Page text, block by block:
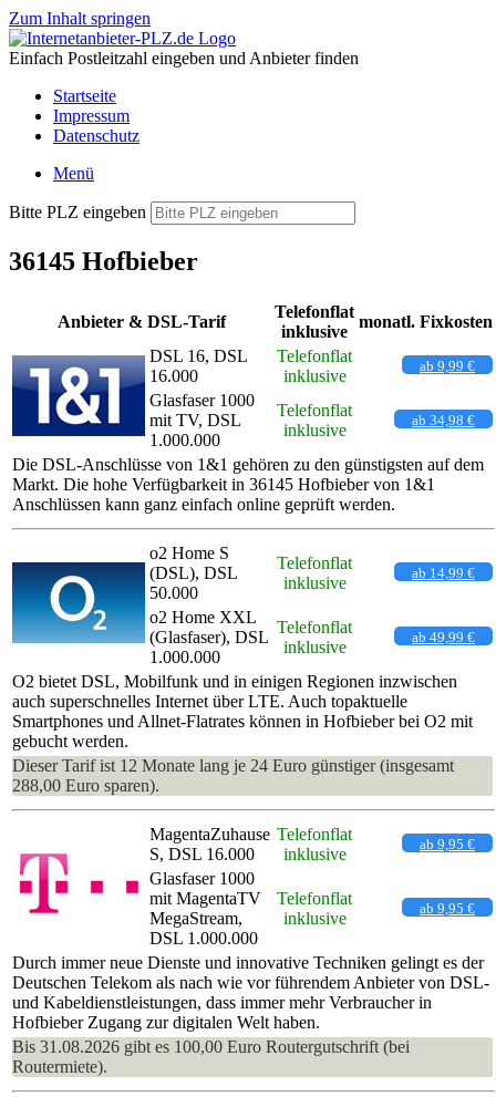
Zum Inhalt springen
Einfach Postleitzahl eingeben und Anbieter finden
Startseite
Impressum
Datenschutz
Menü
Bitte PLZ eingeben
36145 Hofbieber
Anbieter & DSL-Tarif
Telefonflat
inklusive
monatl. Fixkosten
DSL 16, DSL
16.000
Telefonflat
inklusive
ab 9,99 €
Glasfaser 1000
mit TV, DSL
1.000.000
Telefonflat
inklusive
ab 34,98 €
Die DSL-Anschlüsse von 1&1 gehören zu den günstigsten auf dem
Markt. Die hohe Verfügbarkeit in 36145 Hofbieber von 1&1
Anschlüssen kann ganz einfach online geprüft werden.
o2 Home S
(DSL), DSL
50.000
Telefonflat
inklusive
ab 14,99 €
o2 Home XXL
(Glasfaser), DSL
1.000.000
Telefonflat
inklusive
ab 49,99 €
O2 bietet DSL, Mobilfunk und in einigen Regionen inzwischen
auch superschnelles Internet über LTE. Auch topaktuelle
Smartphones und Allnet-Flatrates können in Hofbieber bei O2 mit
gebucht werden.
Dieser Tarif ist 12 Monate lang je 24 Euro günstiger (insgesamt
288,00 Euro sparen).
MagentaZuhause
S, DSL 16.000
Telefonflat
inklusive
ab 9,95 €
Glasfaser 1000
mit MagentaTV
MegaStream,
DSL 1.000.000
Telefonflat
inklusive
ab 9,95 €
Durch immer neue Dienste und innovative Techniken gelingt es der
Deutschen Telekom als nach wie vor führendem Anbieter von DSL-
und Kabeldienstleistungen, dass immer mehr Verbraucher in
Hofbieber Zugang zur digitalen Welt haben.
Bis 31.08.2026 gibt es 100,00 Euro Routergutschrift (bei
Routermiete).